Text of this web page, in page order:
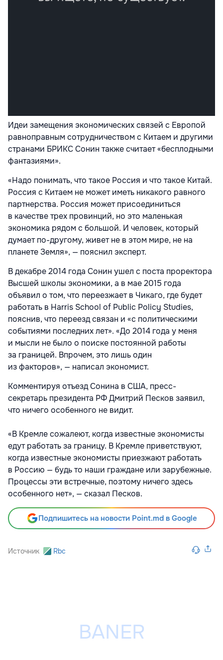
Идеи замещения экономических связей с Европой
равноправным сотрудничеством с Китаем и другими
странами БРИКС Сонин также считает «бесплодными
фантазиями».
«Надо понимать, что такое Россия и что такое Китай.
Россия с Китаем не может иметь никакого равного
партнерства. Россия может присоединиться
в качестве трех провинций, но это маленькая
экономика рядом с большой. И человек, который
думает по-другому, живет не в этом мире, не на
планете Земля», — пояснил эксперт.
В декабре 2014 года Сонин ушел с поста проректора
Высшей школы экономики, а в мае 2015 года
объявил о том, что переезжает в Чикаго, где будет
работать в Harris School of Public Policy Studies,
пояснив, что переезд связан и «с политическими
событиями последних лет». «До 2014 года у меня
и мысли не было о поиске постоянной работы
за границей. Впрочем, это лишь один
из факторов», — написал экономист.
Комментируя отъезд Сонина в США, пресс-
секретарь президента РФ Дмитрий Песков заявил,
что ничего особенного не видит.
«В Кремле сожалеют, когда известные экономисты
едут работать за границу. В Кремле приветствуют,
когда известные экономисты приезжают работать
в Россию — будь то наши граждане или зарубежные.
Процессы эти встречные, поэтому ничего здесь
особенного нет», — сказал Песков.
Подпишитесь на новости Point.md в Google
Источник Rbc